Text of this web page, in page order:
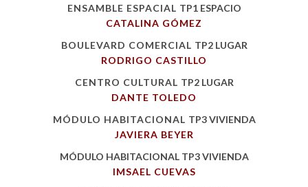
ENSAMBLE ESPACIAL TP1 ESPACIO
CATALINA GÓMEZ
BOULEVARD COMERCIAL TP2 LUGAR
RODRIGO CASTILLO
CENTRO CULTURAL TP2 LUGAR
DANTE TOLEDO
MÓDULO HABITACIONAL TP3 VIVIENDA
JAVIERA BEYER
MÓDULO HABITACIONAL TP3 VIVIENDA
IMSAEL CUEVAS